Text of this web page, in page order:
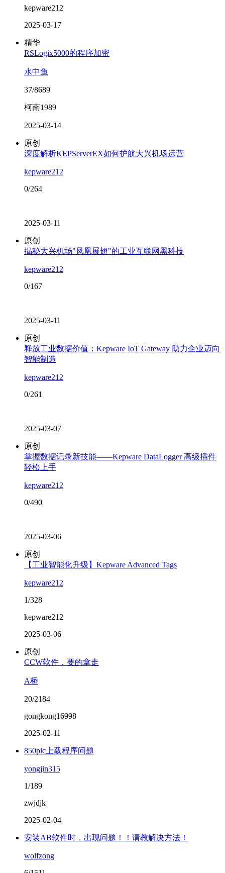
kepware212
2025-03-17
精华
RSLogix5000的程序加密
水中鱼
37/8689
柯南1989
2025-03-14
原创
深度解析KEPServerEX如何护航大兴机场运营
kepware212
0/264
2025-03-11
原创
揭秘大兴机场"凤凰展翅"的工业互联网黑科技
kepware212
0/167
2025-03-11
原创
释放工业数据价值：Kepware IoT Gateway 助力企业迈向
智能制造
kepware212
0/261
2025-03-07
原创
掌握数据记录新技能——Kepware DataLogger 高级插件
轻松上手
kepware212
0/490
2025-03-06
原创
【工业智能化升级】Kepware Advanced Tags
kepware212
1/328
kepware212
2025-03-06
原创
CCW软件，要的拿走
A桥
20/2184
gongkong16998
2025-02-11
850plc上载程序问题
yongjin315
1/189
zwjdjk
2025-02-04
安装AB软件时，出现问题！！请教解决方法！
wolfzong